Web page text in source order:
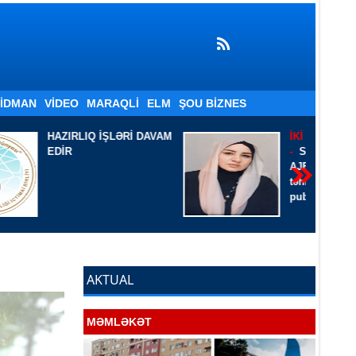
İDMAN VIDEO MARAQLI ELM ŞOU BIZNES
DAVAM
İKİ ŞEİRƏ BİR BAXIŞ
Sevil Azadqızı Filoloq.
AJB, AYB-nin üzvü. Ədəbi
təhlil-tənqidçi. Yazar-
publisist
AKTUAL
MƏMLƏKƏT